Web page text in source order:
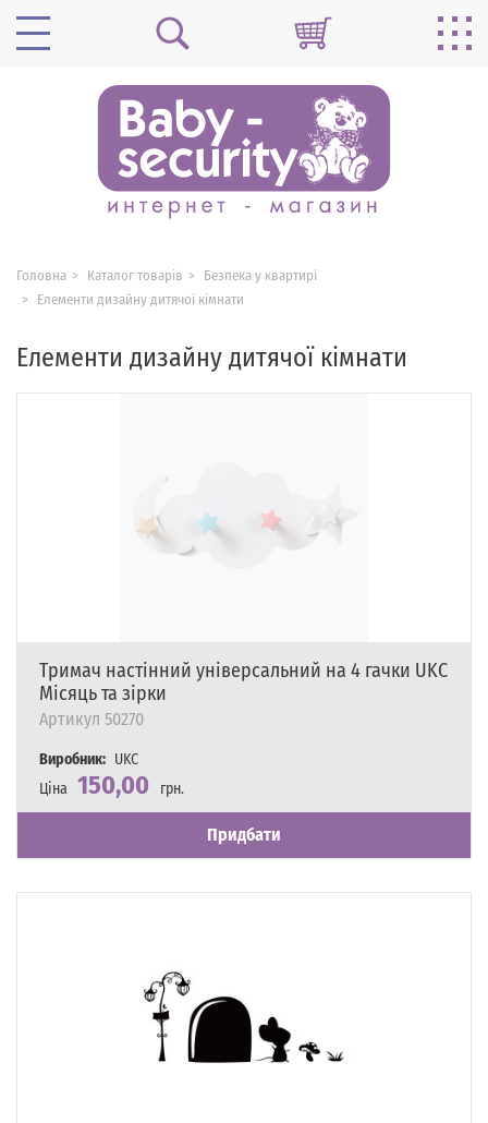
Головна Каталог товарів
Безпека у квартирі
Елементи дизайну дитячої кімнати
Елементи дизайну дитячої кімнати
Тримач настінний універсальний на 4 гачки UKC
Місяць та зірки
Артикул 50270
Виробник: UKC
Ціна 150,00
грн.
Наявність
Є в наявності
Придбати